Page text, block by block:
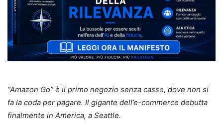
“Amazon Go” è il primo negozio senza casse, dove non si
fa la coda per pagare. Il gigante dell’e-commerce debutta
finalmente in America, a Seattle.